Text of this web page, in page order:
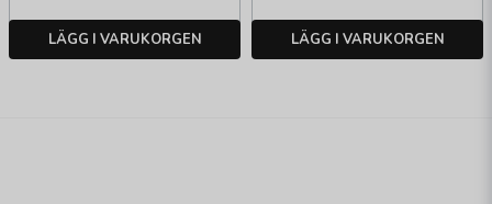
LÄGG I VARUKORGEN LÄGG I VARUKORGEN